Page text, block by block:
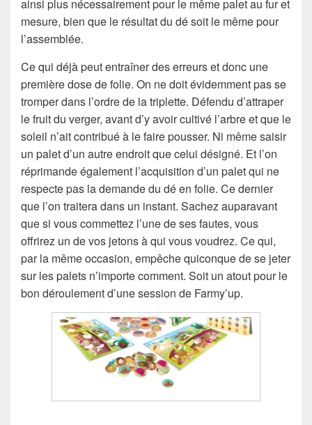
ainsi plus nécessairement pour le même palet au fur et
mesure, bien que le résultat du dé soit le même pour
l’assemblée.
Ce qui déjà peut entraîner des erreurs et donc une
première dose de folie. On ne doit évidemment pas se
tromper dans l’ordre de la triplette. Défendu d’attraper
le fruit du verger, avant d’y avoir cultivé l’arbre et que le
soleil n’ait contribué à le faire pousser. Ni même saisir
un palet d’un autre endroit que celui désigné. Et l’on
réprimande également l’acquisition d’un palet qui ne
respecte pas la demande du dé en folie. Ce dernier
que l’on traitera dans un instant. Sachez auparavant
que si vous commettez l’une de ses fautes, vous
offrirez un de vos jetons à qui vous voudrez. Ce qui,
par la même occasion, empêche quiconque de se jeter
sur les palets n’importe comment. Soit un atout pour le
bon déroulement d’une session de Farmy’up.